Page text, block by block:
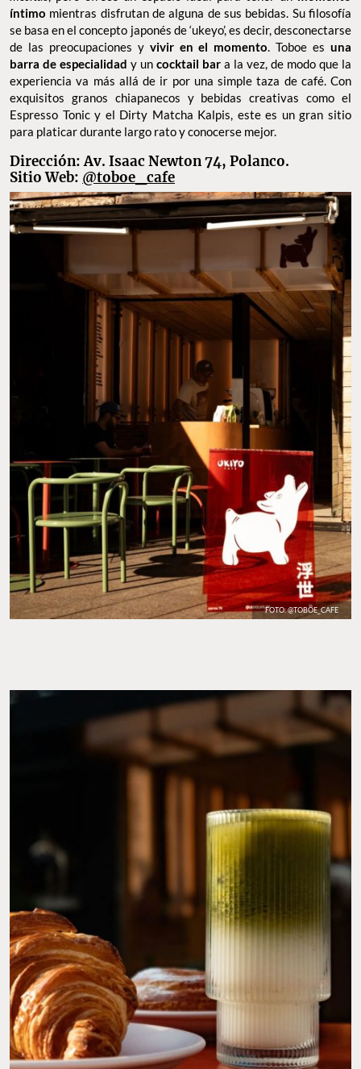
íntimo mientras disfrutan de alguna de sus bebidas. Su filosofía
se basa en el concepto japonés de ‘ukeyo’, es decir, desconectarse
de las preocupaciones y vivir en el momento. Toboe esuna
barra de especialidad y un cocktail bar a la vez, de modo que la
experiencia va más allá de ir por una simple taza de café. Con
exquisitos granos chiapanecos y bebidas creativas como el
Espresso Tonic y el Dirty Matcha Kalpis, este es un gran sitio
para platicar durante largo rato y conocerse mejor.
Dirección: Av. Isaac Newton 74, Polanco.
Sitio Web: @toboe_cafe
FOTO: @TOBOE_CAFE